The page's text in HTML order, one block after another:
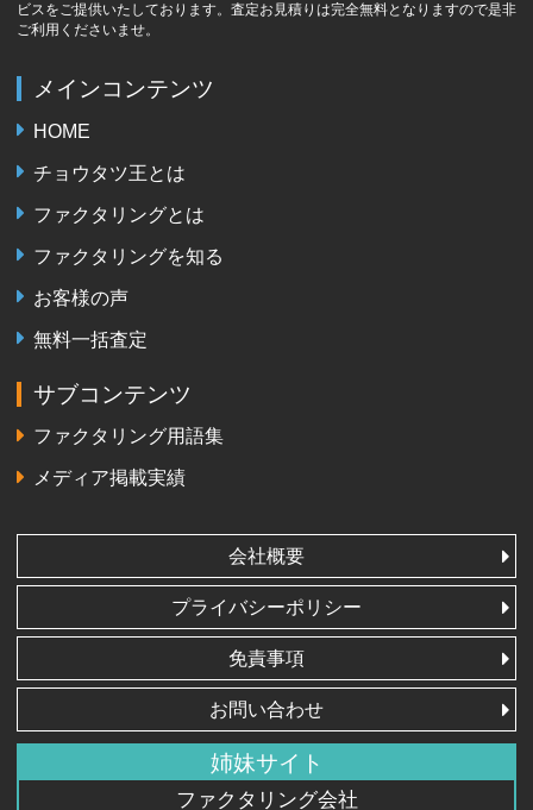
ビスをご提供いたしております。査定お見積りは完全無料となりますので是非
ご利用くださいませ。
メインコンテンツ
HOME
チョウタツ王とは
ファクタリングとは
ファクタリングを知る
お客様の声
無料一括査定
サブコンテンツ
ファクタリング用語集
メディア掲載実績
会社概要
プライバシーポリシー
免責事項
お問い合わせ
姉妹サイト
ファクタリング会社